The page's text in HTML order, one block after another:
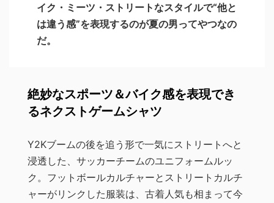
イク・ミーツ・ストリートなスタイルで“他と
は違う感”を表現するのが夏の男ってやつなの
だ。
絶妙なスポーツ＆バイク感を表現でき
るネクストゲームシャツ
Y2Kブームの後を追う形で一気にストリートへと
浸透した、サッカーチームのユニフォームルッ
ク。フットボールカルチャーとストリートカルチ
ャーがリンクした服装は、古着人気も相まって今